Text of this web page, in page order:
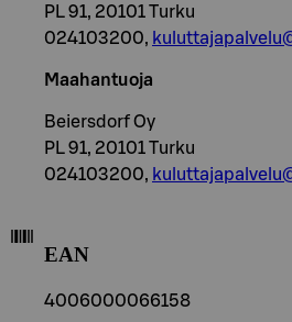
PL 91, 20101 Turku
024103200,
Maahantuoja
Beiersdorf Oy
PL 91, 20101 Turku
024103200,
EAN
4006000066158